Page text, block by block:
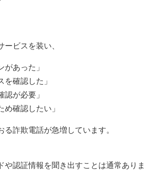
ビスを装い、
があった」
を確認した」
認が必要」
め確認したい」
る詐欺電話が急増しています。
や認証情報を聞き出すことは通常ありま